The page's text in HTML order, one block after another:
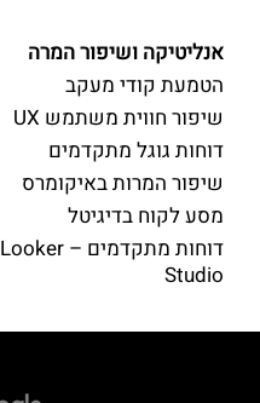
אנליטיקה ושיפור המרה
הטמעת קודי מעקב
שיפור חווית משתמש UX
דוחות גוגל מתקדמים
שיפור המרות באיקומרס
מסע לקוח בדיגיטל
דוחות מתקדמים – Looker
Studio